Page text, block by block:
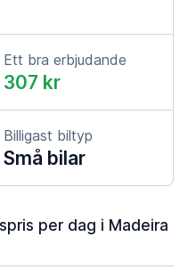
Ett bra erbjudande
307 kr
Billigast biltyp
Små bilar
per dag i Madeira